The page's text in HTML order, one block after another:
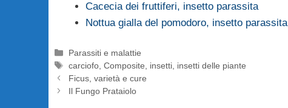
Cacecia dei fruttiferi, insetto parassita
Nottua gialla del pomodoro, insetto parassita
Categorie
Parassiti e malattie
Tag
carciofo, Composite insetti, insetti delle piante
Ficus, varietà e cure
Il Fungo Prataiolo